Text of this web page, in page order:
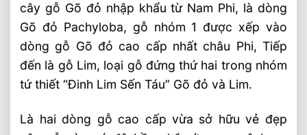
cây gỗ Gõ đỏ nhập khẩu từ Nam Phi, là dòng
Gõ đỏ Pachyloba, gỗ nhóm 1 được xếp vào
dòng gỗ Gõ đỏ cao cấp nhất châu Phi, Tiếp
đến là gỗ Lim, loại gỗ đứng thứ hai trong nhóm
tứ thiết “Đinh Lim Sến Táu” Gõ đỏ và Lim.
Là hai dòng gỗ cao cấp vừa sở hữu vẻ đẹp